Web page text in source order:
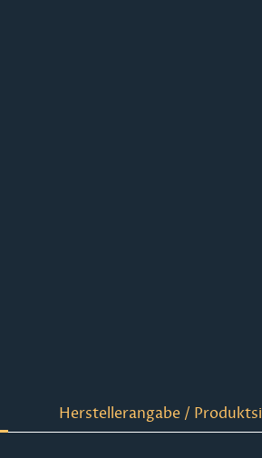
Herstellerangabe /